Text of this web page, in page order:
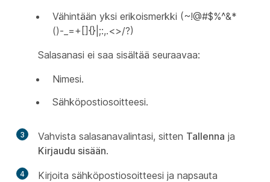
Vähintään yksi erikoismerkki (~!@#$%^&*
()-_=+[]{}|;:,.<>/?)
Salasanasi ei saa sisältää seuraavaa:
Nimesi.
Sähköpostiosoitteesi.
3 Vahvista salasanavalintasi, sitten Tallenna ja
Kirjaudu sisään.
4
Kirjoita sähköpostiosoitteesi ja napsauta